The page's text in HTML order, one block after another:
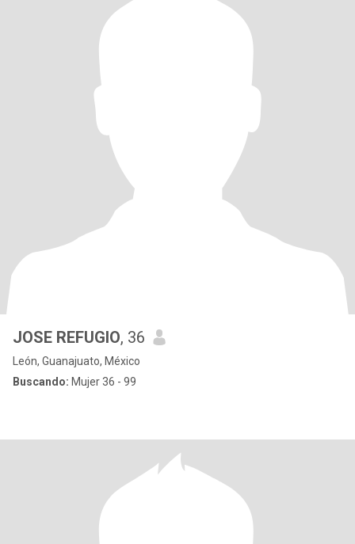
JOSE REFUGIO, 36
León, Guanajuato, México
Buscando: Mujer 36 - 99